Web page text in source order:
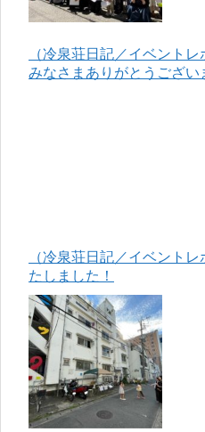
（冷泉荘日記／イベント
みなさまありがとうござい
（冷泉荘日記／イベント
たしました！